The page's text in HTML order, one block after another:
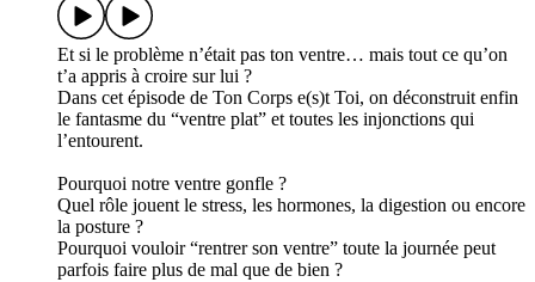
Et si le problème n’était pas ton ventre… mais tout ce qu’on
t’a appris à croire sur lui ?
Dans cet épisode de Ton Corps e(s)t Toi, on déconstruit enfin
le fantasme du “ventre plat” et toutes les injonctions qui
l’entourent.
Pourquoi notre ventre gonfle ?
Quel rôle jouent le stress, les hormones, la digestion ou encore
la posture ?
Pourquoi vouloir “rentrer son ventre” toute la journée peut
parfois faire plus de mal que de bien ?